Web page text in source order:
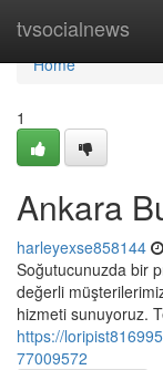
tvsocialnews
Home
Home
1
Ankara
harleyexse858144
Soğutucunuzda bir
değerli
hizmeti sunuyoruz.
https://
77009572